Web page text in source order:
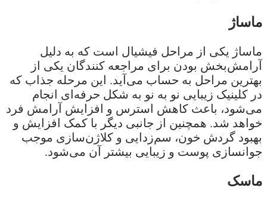
ماساژ
ماساژ یکی از مراحل فیشیال است که به دلیل
آرامش‌بخش بودن برای مراجعه کنندگان یکی از
بهترین مراحل به حساب می‌آید. این مرحله جذاب که
در کلینیک زیبایی نو به نو به شکل حرفه‌ای انجام
می‌شود، باعث کاهش استرس و افزایش آرامش فرد
خواهد شد. همچنین از جانبی دیگر با کمک افزایش و
بهبود گردش خون، سم‌زدایی و کلاژن‌سازی موجب
جوانسازی پوست و زیبایی بیشتر آن می‌شود.
ماسک